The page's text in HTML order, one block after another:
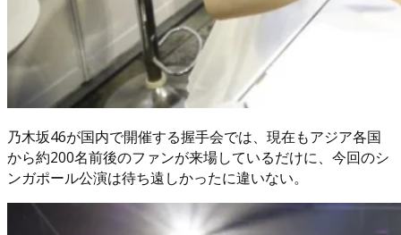
乃木坂46が国内で開催する握手会では、現在もアジア各国
から約200名前後のファンが来場しているだけに、今回のシ
ンガポール公演は待ち遠しかったに違いない。